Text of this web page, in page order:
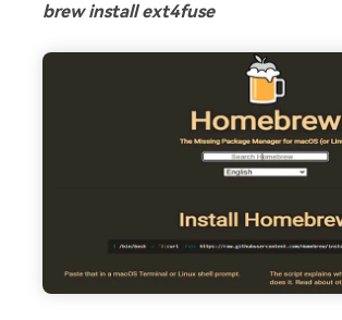
brew install ext4fuse